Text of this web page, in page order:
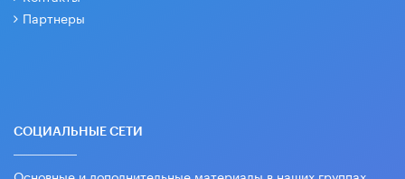
Партнеры
СОЦИАЛЬНЫЕ СЕТИ